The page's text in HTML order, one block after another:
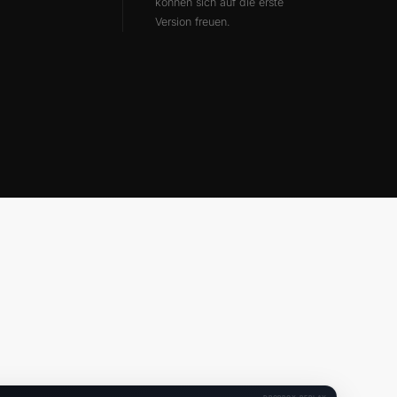
Version freuen.